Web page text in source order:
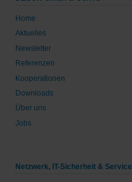
Home
Aktuelles
Newsletter
Referenzen
Kooperationen
Downloads
Über uns
Jobs
Netzwerk, IT-Sicherheit & Service